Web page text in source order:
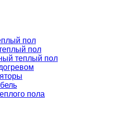
пол
пол
теплый пол
пола